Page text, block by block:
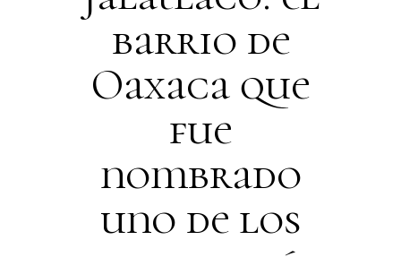
barrio de
Oaxaca que
fue
nombrado
uno de los